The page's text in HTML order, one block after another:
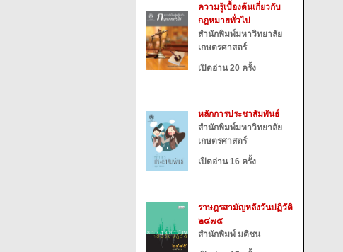
ความรู้เบื้องต้นเกี่ยวกับ
กฎหมายทั่วไป
สำนักพิมพ์มหาวิทยาลัย
เกษตรศาสตร์
เปิดอ่าน 20 ครั้ง
หลักการประชาสัมพันธ์
สำนักพิมพ์มหาวิทยาลัย
เกษตรศาสตร์
เปิดอ่าน 16 ครั้ง
ราษฎรสามัญหลังวันปฏิวัติ
๒๔๗๕
สำนักพิมพ์ มติชน